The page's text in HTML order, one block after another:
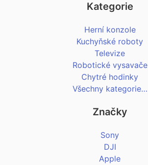
Kategorie
Herní konzole
Kuchyňské roboty
Televize
Robotické vysavače
Chytré hodinky
Všechny kategorie…
Značky
Sony
DJI
Apple